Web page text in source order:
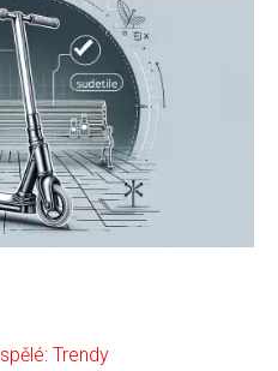
Trendy